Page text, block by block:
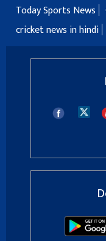
Today Sports News
cricket news in hindi